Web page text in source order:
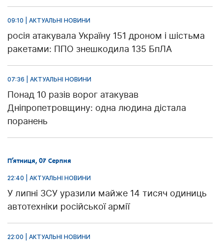
09:10 | АКТУАЛЬНІ НОВИНИ
росія атакувала Україну 151 дроном і шістьма
ракетами: ППО знешкодила 135 БпЛА
07:36 | АКТУАЛЬНІ НОВИНИ
Понад 10 разів ворог атакував
Дніпропетровщину: одна людина дістала
поранень
П’ятниця, 07 Серпня
22:40 | АКТУАЛЬНІ НОВИНИ
У липні ЗСУ уразили майже 14 тисяч одиниць
автотехніки російської армії
22:00 | АКТУАЛЬНІ НОВИНИ